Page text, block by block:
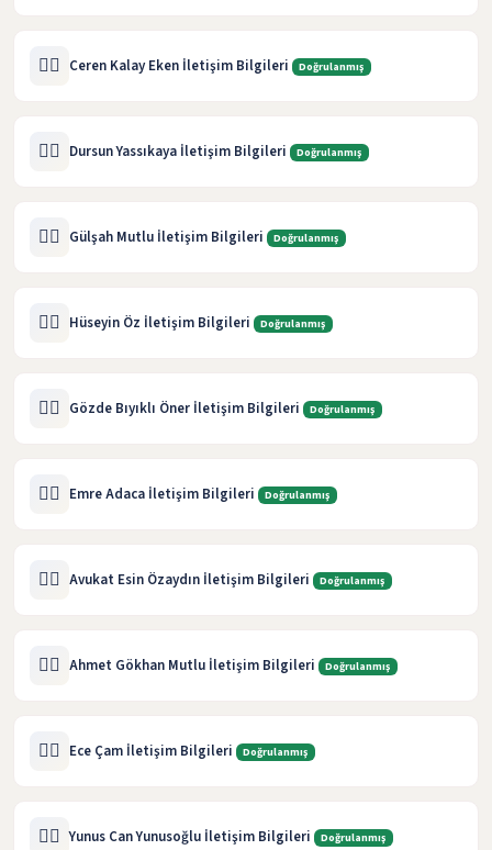
🧑‍⚖️ Ceren Kalay Eken İletişim Bilgileri Doğrulanmış
🧑‍⚖️ Dursun Yassıkaya İletişim Bilgileri Doğrulanmış
🧑‍⚖️ Gülşah Mutlu İletişim Bilgileri Doğrulanmış
🧑‍⚖️ Hüseyin Öz İletişim Bilgileri Doğrulanmış
🧑‍⚖️ Gözde Bıyıklı Öner İletişim Bilgileri Doğrulanmış
🧑‍⚖️ Emre Adaca İletişim Bilgileri Doğrulanmış
🧑‍⚖️ Avukat Esin Özaydın İletişim Bilgileri Doğrulanmış
🧑‍⚖️ Ahmet Gökhan Mutlu İletişim Bilgileri Doğrulanmış
🧑‍⚖️ Ece Çam İletişim Bilgileri Doğrulanmış
🧑‍⚖️ Yunus Can Yunusoğlu İletişim Bilgileri Doğrulanmış